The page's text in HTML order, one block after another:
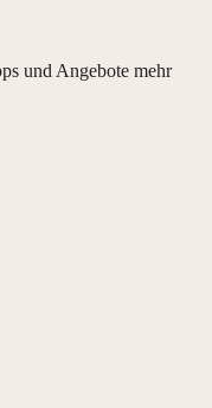
und Angebote mehr